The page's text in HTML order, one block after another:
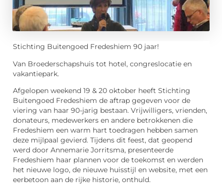
Stichting Buitengoed Fredeshiem 90 jaar!
Van Broederschapshuis tot hotel, congreslocatie en
vakantiepark.
Afgelopen weekend 19 & 20 oktober heeft Stichting
Buitengoed Fredeshiem de aftrap gegeven voor de
viering van haar 90-jarig bestaan. Vrijwilligers, vrienden,
donateurs, medewerkers en andere betrokkenen die
Fredeshiem een warm hart toedragen hebben samen
deze mijlpaal gevierd. Tijdens dit feest, dat geopend
werd door Annemarie Jorritsma, presenteerde
Fredeshiem haar plannen voor de toekomst en werden
het nieuwe logo, de nieuwe huisstijl en website, met een
eerbetoon aan de rijke historie, onthuld.